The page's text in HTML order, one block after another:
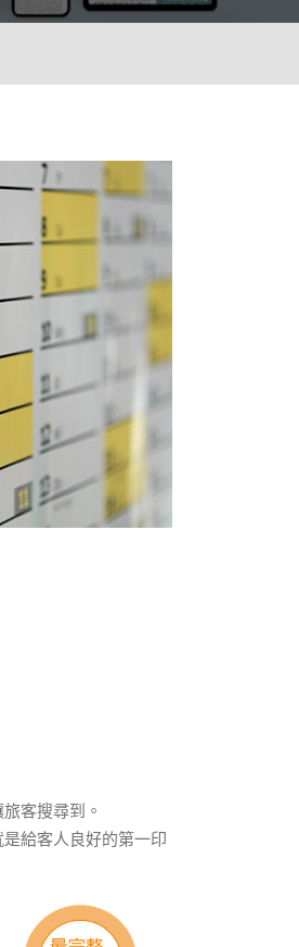
客搜尋到。
給客人良好的第一印